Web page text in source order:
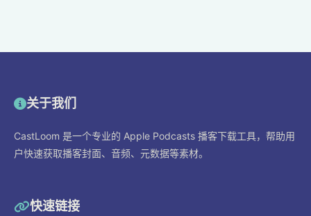
关于我们
CastLoom 是一个专业的 Apple Podcasts 播客下载工具，帮助用
户快速获取播客封面、音频、元数据等素材。
快速链接